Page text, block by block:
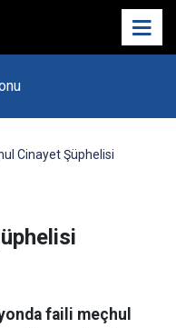
Yükseliyor
Cinayet Şüphelisi
faili meçhul